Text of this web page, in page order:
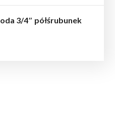
3/4″ półśrubunek